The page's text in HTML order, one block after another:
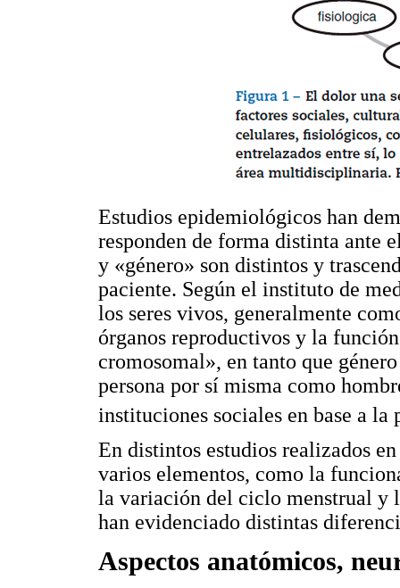
Estudios epidemiológicos han
responden de forma distinta ante
y «género» son distintos y
paciente. Según el instituto de
los seres vivos, generalmente
órganos reproductivos y la
cromosomal», en tanto que
persona por sí misma como
instituciones sociales en base a
En distintos estudios realizados
varios elementos, como la
la variación del ciclo menstrual y
han evidenciado distintas
Aspectos anatómicos,